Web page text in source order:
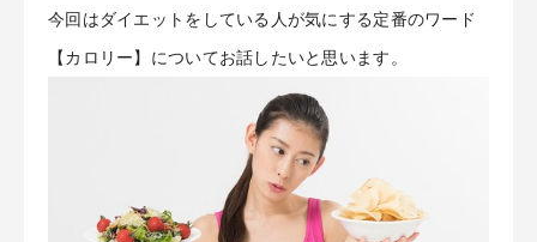
今回はダイエットをしている人が気にする定番のワード
【カロリー】についてお話したいと思います。
お客様の声